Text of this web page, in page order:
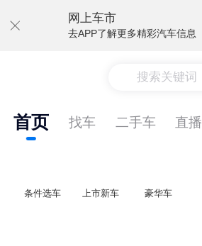
网上车市
去APP了解更多精彩汽车信息
搜索关键词
首页 找车 二手车 直播
条件选车 上市新车 豪华车